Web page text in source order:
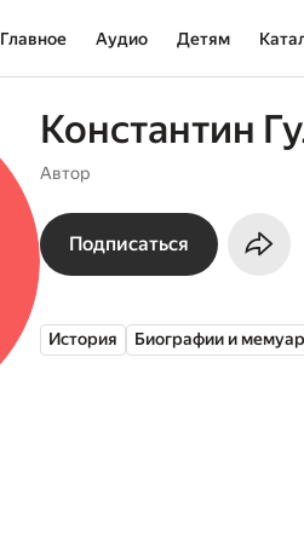
Главное Аудио Детям
Константин
Автор
Подписаться
История Биографии и